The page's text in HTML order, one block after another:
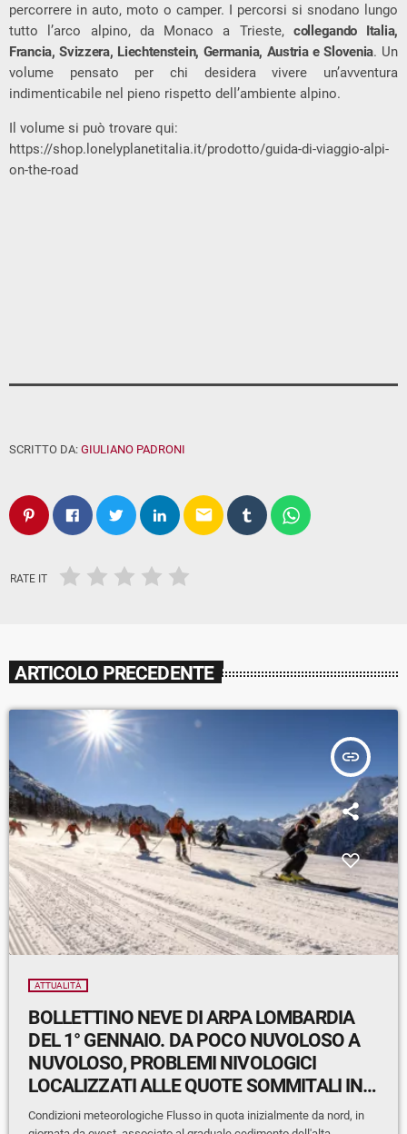
percorrere in auto, moto o camper. I percorsi si snodano lungo
tutto l’arco alpino, da Monaco a Trieste,collegando Italia,
Francia, Svizzera, Liechtenstein, Germania, Austria e Slovenia. Un
volume pensato per chi desidera vivere un’avventura
indimenticabile nel pieno rispetto dell’ambiente alpino.
Il volume si può trovare qui:
https://shop.lonelyplanetitalia.it/prodotto/guida-di-viaggio-alpi-
on-the-road
SCRITTO DA: GIULIANO PADRONI
email
RATE IT
ARTICOLO PRECEDENTE
insert_link
ATTUALITÀ
BOLLETTINO NEVE DI ARPA LOMBARDIA
DEL 1° GENNAIO. DA POCO NUVOLOSO A
NUVOLOSO, PROBLEMI NIVOLOGICI
LOCALIZZATI ALLE QUOTE SOMMITALI IN
ZONE DI ACCUMULO
Condizioni meteorologiche Flusso in quota inizialmente da nord, in